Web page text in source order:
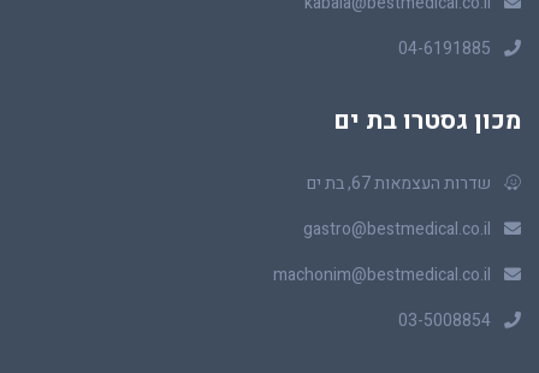
04-6191885
מכון גסטרו בת ים
שדרות העצמאות 67, בת ים
gastro@bestmedical.co.il
machonim@bestmedical.co.il
03-5008854